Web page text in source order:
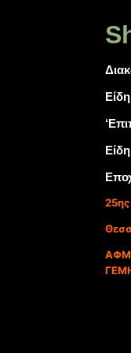
25ης
ΑΦΜ